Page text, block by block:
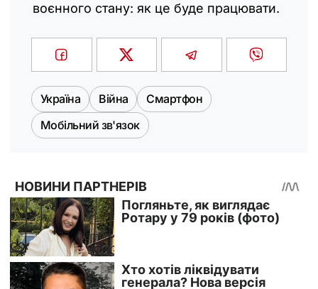
воєнного стану: як це буде працювати.
Україна Війна
Смартфон
Мобільний зв'язок